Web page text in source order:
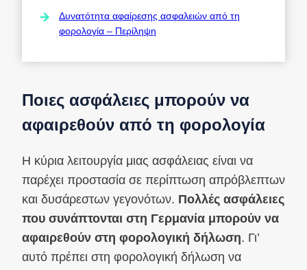
Δυνατότητα αφαίρεσης ασφαλειών από τη
φορολογία – Περίληψη
Ποιες ασφάλειες μπορούν να
αφαιρεθούν από τη φορολογία
Η κύρια λειτουργία μιας ασφάλειας είναι να
παρέχει προστασία σε περίπτωση απρόβλεπτων
και δυσάρεστων γεγονότων. Πολλές ασφάλειες
που συνάπτονται στη Γερμανία μπορούν να
αφαιρεθούν στη φορολογική δήλωση. Γι’
αυτό πρέπει στη φορολογική δήλωση να